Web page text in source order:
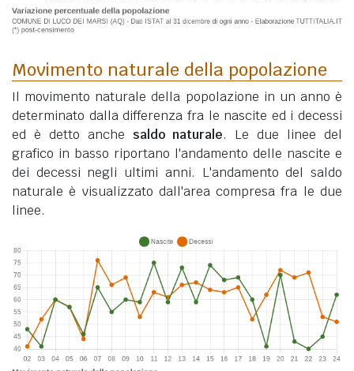
Movimento naturale della popolazione
Il movimento naturale della popolazione in un anno è
determinato dalla differenza fra le nascite ed i decessi
ed è detto anche saldo naturale. Le due linee del
grafico in basso riportano l'andamento delle nascite e
dei decessi negli ultimi anni. L'andamento del saldo
naturale è visualizzato dall'area compresa fra le due
linee.